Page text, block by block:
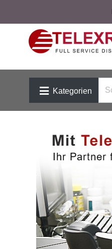
Kategorien
Previous